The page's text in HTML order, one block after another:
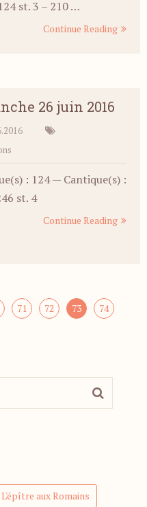
st. 3 – 210 …
Continue Reading
26 juin 2016
: 124 — Cantique(s) :
st. 4
Continue Reading
71 72 73 74
L'épître aux Romains